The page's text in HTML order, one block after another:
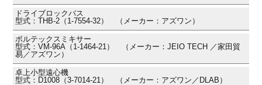
ドライブロックバス
型式：THB-2（1-7554-32） （メーカー：アズワン）
ボルテックスミキサー
型式：VM-96A（1-1464-21） （メーカー：JEIO TECH ／家田貿
易／アズワン）
卓上小型遠心機
型式：D1008（3-7014-21） （メーカー：アズワン／DLAB）